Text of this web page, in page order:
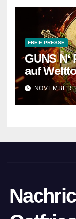
FREIE PRESSE
GUNS
auf